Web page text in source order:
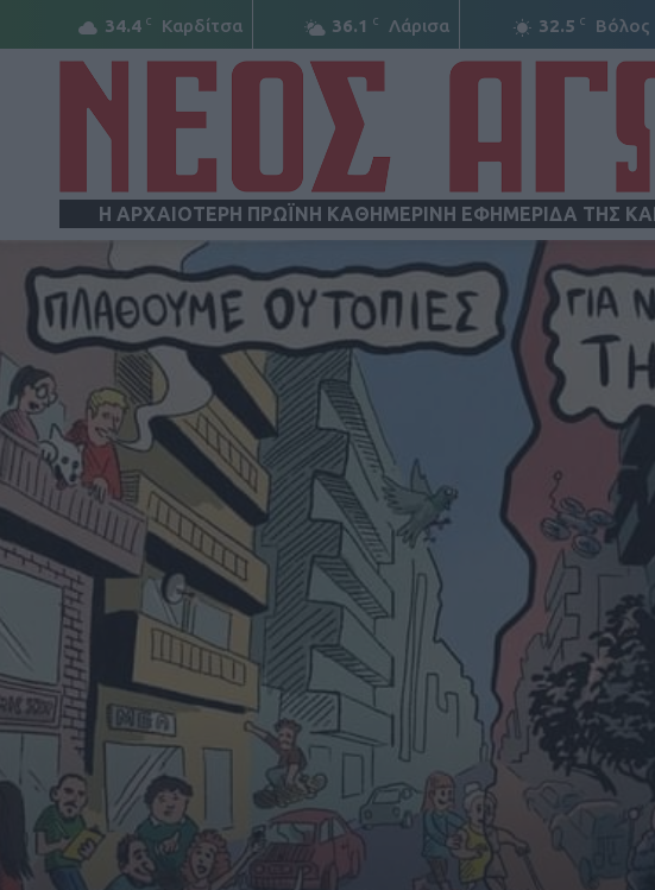
34.4 C Καρδίτσα 36.1 C Λάρισα 32.5 C Βόλος
Η ΑΡΧΑΙΟΤΕΡΗ ΠΡΩΪΝΗ ΚΑΘΗΜΕΡΙΝΗ ΕΦΗΜΕΡΙΔΑ ΤΗΣ
ΝΕΟΣ
ΑΓΩΝ